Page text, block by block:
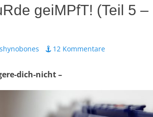
geiMPfT! (Teil 5
12 Kommentare
dich-nicht –